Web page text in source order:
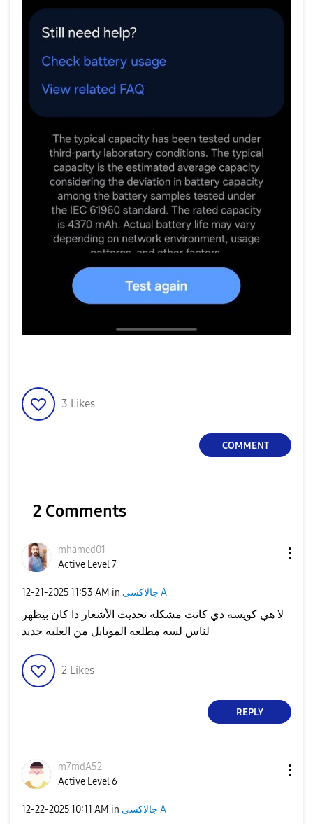
3 Likes
COMMENT
2 Comments
mhamed01
Active Level 7
‎12-21-202511:53 AM in جالاكسى A
لا هي كويسه دي كانت مشكله تحديث الأشعار دا كان بيظهر
لناس لسه مطلعه الموبايل من العلبه جديد
2 Likes
REPLY
m7mdA52
Active Level 6
‎12-22-202510:11 AM in جالاكسى A